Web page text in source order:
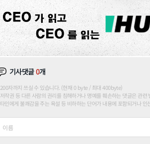
기사댓글0개
200자까지 쓰실 수 있습니다. (현재 0 byte / 최대 400byte)
저작권 등 다른 사람의 권리를 침해하거나 명예를 훼손하는 댓글은 관련
타인에게 불쾌감을 주는 욕설 등 비하하는 단어가 내용에 포함되거나